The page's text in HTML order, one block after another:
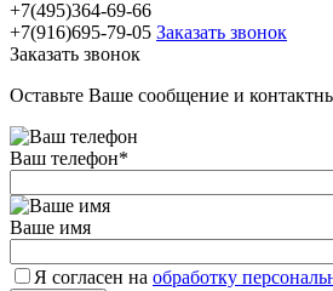
+7(495)364-69-66
+7(916)695-79-05 Заказать звонок
Заказать звонок
Оставьте Ваше сообщение и
Ваш телефон*
Ваше имя
Я согласен на обработку